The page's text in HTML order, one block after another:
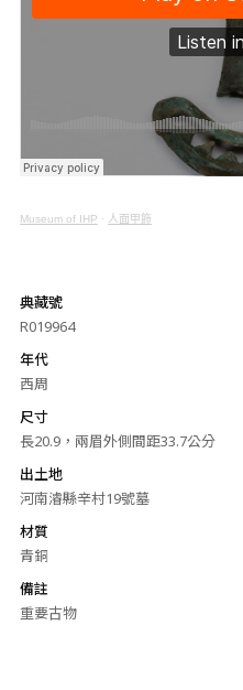
Museum of IHP · 人面甲飾
典藏號
R019964
年代
西周
尺寸
長20.9，兩眉外側間距33.7公分
出土地
河南濬縣辛村19號墓
材質
青銅
備註
重要古物